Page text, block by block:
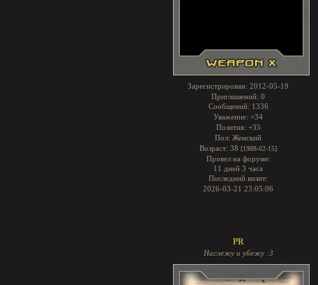
Зарегистрирован: 2012-05-19
Приглашений: 0
Сообщений: 1336
Уважение: +34
Позитив: +35
Пол: Женский
Возраст: 38 [1988-02-15]
Провел на форуме:
11 дней 3 часа
Последний визит:
2026-03-21 23:05:06
PR
Наслежу и убежу :3